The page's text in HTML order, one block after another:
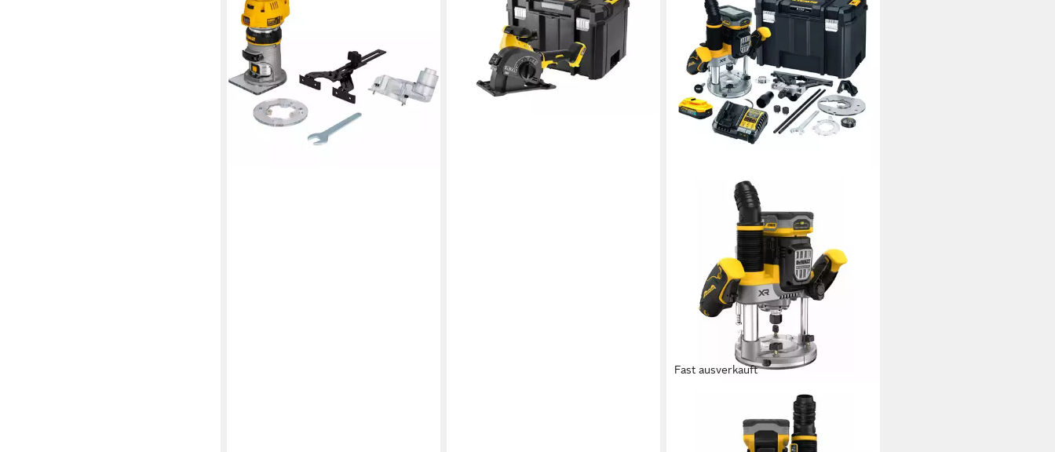
ab 228,23 €
lieferbar - in 2-3 Werktagen bei dir
Basisver, 54 in V, ohne Akku &
Ladegerät, max. Schnitttiefe/-breite:
32/35mm, T STAK Box
ab 451,85 €
leider ausverkauft
Fast ausverkauft
Oberfräse DEWALT Akku-Oberfräse,